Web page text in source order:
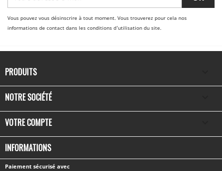
Vous pouvez vous désinscrire à tout moment. Vous trouverez pour cela nos
informations de contact dans les conditions d'utilisation du site.
PRODUITS
NOTRE SOCIÉTÉ
VOTRE COMPTE
INFORMATIONS
Paiement sécurisé avec